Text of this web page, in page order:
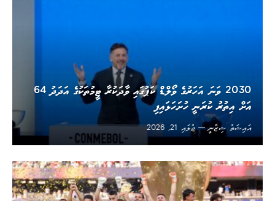
2030 ވަނަ އަހަރުގެ ވޯލްޑް ކަޕުގައި ވާދަކުރާ ޓީމުތަކުގެ އަދަދު 64
އަށް އިތުރު ކުރަނީ ހުށަހަޅައިފި
އައިޝަތު ޝިޒްނީ
ޖުލައި 21, 2026